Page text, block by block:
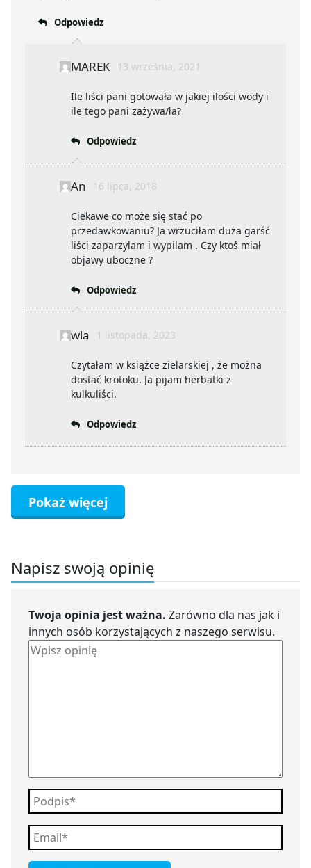
Odpowiedz
MAREK 13 września, 2021
Ile liści pani gotowała w jakiej ilości wody i
ile tego pani zażywa/ła?
Odpowiedz
An 16 lipca, 2018
Ciekawe co może się stać po
przedawkowaniu? Ja wrzuciłam duża garść
liści zaparzylam i wypilam . Czy ktoś miał
objawy uboczne ?
Odpowiedz
wla 1 listopada, 2023
Czytałam w książce zielarskiej , że można
dostać krotoku. Ja pijam herbatki z
kulkuliści.
Odpowiedz
Pokaż więcej
Napisz swoją opinię
Twoja opinia jest ważna. Zarówno dla nas jak i
innych osób korzystających z naszego serwisu.